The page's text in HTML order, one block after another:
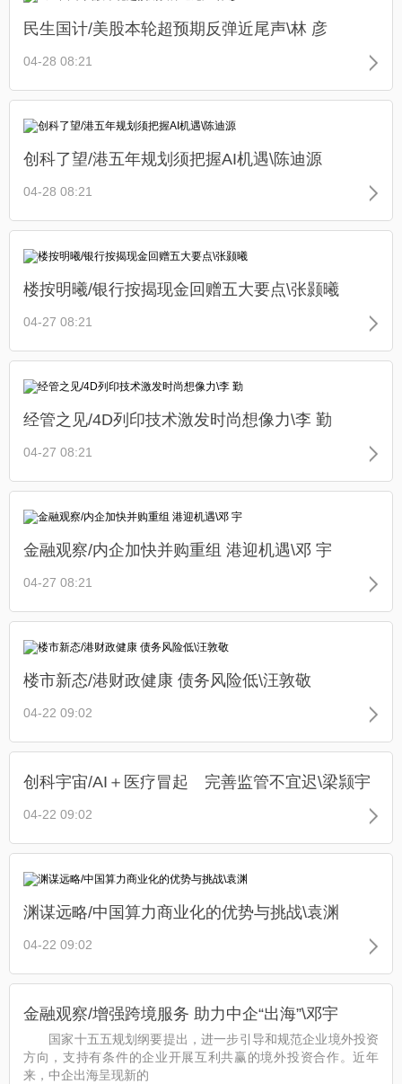
民生国计/美股本轮超预期反弹近尾声\林 彦
04-28 08:21
创科了望/港五年规划须把握AI机遇\陈迪源
04-28 08:21
楼按明曦/银行按揭现金回赠五大要点\张颢曦
04-27 08:21
经管之见/4D列印技术激发时尚想像力\李 勤
04-27 08:21
金融观察/内企加快并购重组 港迎机遇\邓 宇
04-27 08:21
楼市新态/港财政健康 债务风险低\汪敦敬
04-22 09:02
创科宇宙/AI＋医疗冒起 完善监管不宜迟\梁颕宇
04-22 09:02
渊谋远略/中国算力商业化的优势与挑战\袁渊
04-22 09:02
金融观察/增强跨境服务 助力中企“出海”\邓宇
国家十五五规划纲要提出，进一步引导和规范企业境外投资
方向，支持有条件的企业开展互利共赢的境外投资合作。近年
来，中企出海呈现新的